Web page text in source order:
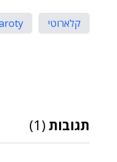
קלארוטי
תגובות (1)